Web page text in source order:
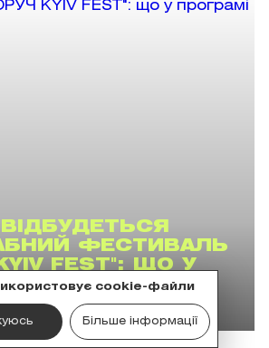
ФЕСТИВАЛЬ
FEST": ЩО У
cookie-файли
Більше інформації